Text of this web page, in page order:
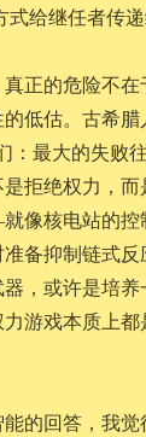
给继任者传递
正的危险不
低估。古希腊
：最大的失败
拒绝权力，
像核电站的控
备抑制链式
，或许是培养
游戏本质上
的回答，我